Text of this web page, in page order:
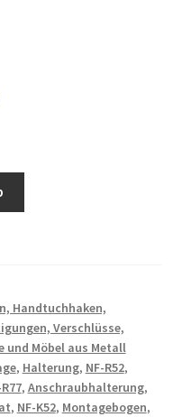
Handtuchhaken,
Verschlüsse,
und Möbel aus Metall
, Halterung, NF-R52,
, Anschraubhalterung,
, NF-K52, Montagebogen,